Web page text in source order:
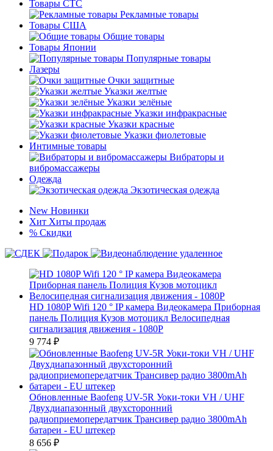
Товары СТС
Рекламные товары
Товары США
Общие товары
Товары Японии
Популярные товары
Лазеры
Очки защитные
Указки желтые
Указки зелёные
Указки инфракрасные
Указки красные
Указки фиолетовые
Интимные товары
Вибраторы и
вибромассажеры
Одежда
Экзотическая одежда
New Новинки
Хит Хиты продаж
% Скидки
HD 1080P Wifi 120 ° IP камера Видеокамера Приборная
панель Полиция Кузов мотоцикл Велосипедная
сигнализация движения - 1080P
9 774 ₽
Обновленные Baofeng UV-5R Уоки-токи VH / UHF
Двухдиапазонный двухсторонний
радиоприемопередатчик Трансивер радио 3800mAh
батареи - EU штекер
8 656 ₽